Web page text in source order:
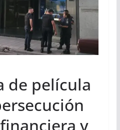
de película
y